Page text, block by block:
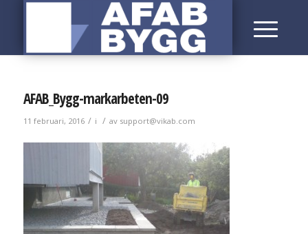
AFAB_Bygg-markarbeten-09
11 februari, 2016 / i / av support@vikab.com